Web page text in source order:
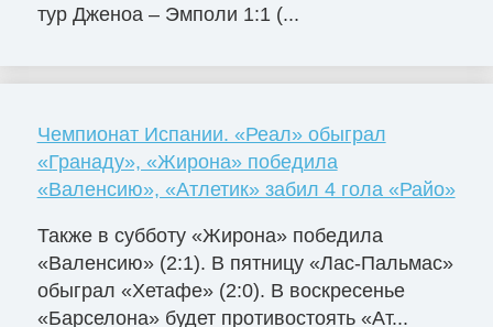
тур Дженоа – Эмполи 1:1 (...
Чемпионат Испании. «Реал» обыграл
«Гранаду», «Жирона» победила
«Валенсию», «Атлетик» забил 4 гола «Райо»
Также в субботу «Жирона» победила
«Валенсию» (2:1). В пятницу «Лас-Пальмас»
обыграл «Хетафе» (2:0). В воскресенье
«Барселона» будет противостоять «Ат...